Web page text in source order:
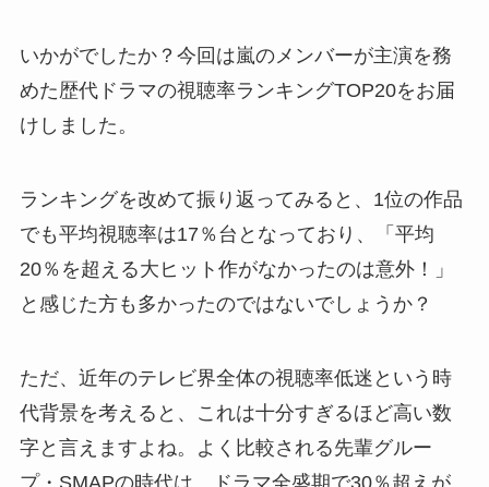
いかがでしたか？今回は嵐のメンバーが主演を務
めた歴代ドラマの視聴率ランキングTOP20をお届
けしました。
ランキングを改めて振り返ってみると、1位の作品
でも平均視聴率は17％台となっており、「平均
20％を超える大ヒット作がなかったのは意外！」
と感じた方も多かったのではないでしょうか？
ただ、近年のテレビ界全体の視聴率低迷という時
代背景を考えると、これは十分すぎるほど高い数
字と言えますよね。よく比較される先輩グルー
プ・SMAPの時代は、ドラマ全盛期で30％超えが